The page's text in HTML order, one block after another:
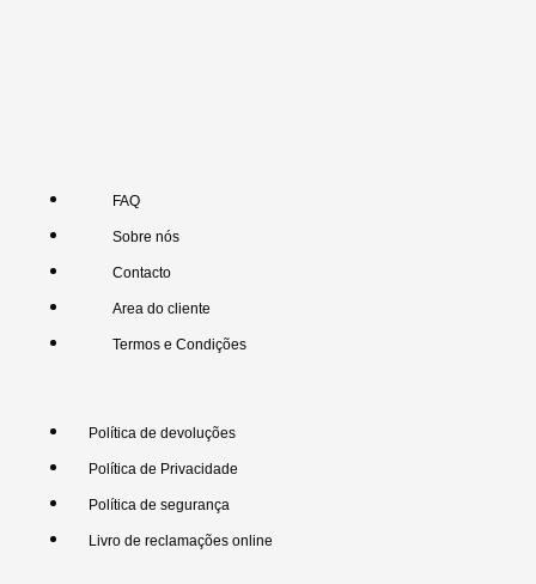
FAQ
Sobre nós
Contacto
Area do cliente
Termos e Condições
Política de devoluções
Política de Privacidade
Política de segurança
Livro de reclamações online